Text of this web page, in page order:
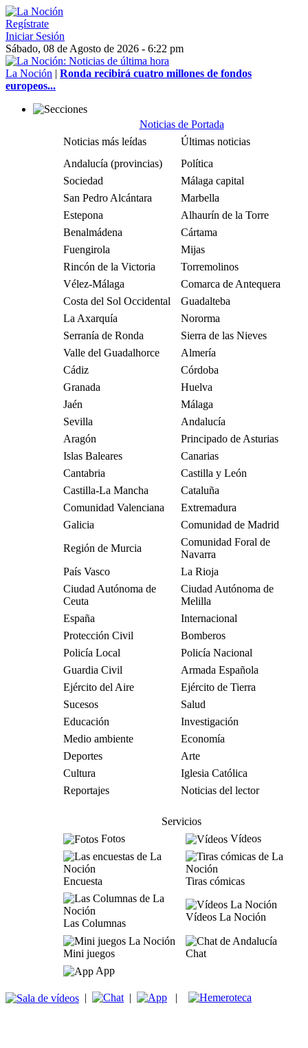
Regístrate
Iniciar Sesión
Sábado, 08 de Agosto de 2026 - 6:22 pm
La Noción | Ronda recibirá cuatro millones de fondos
europeos...
Noticias de Portada
Noticias más leídas
Últimas noticias
Andalucía (provincias)
Política
Sociedad
Málaga capital
San Pedro Alcántara
Marbella
Estepona
Alhaurín de la Torre
Benalmádena
Cártama
Fuengirola
Mijas
Rincón de la Victoria
Torremolinos
Vélez-Málaga
Comarca de Antequera
Costa del Sol Occidental
Guadalteba
La Axarquía
Nororma
Serranía de Ronda
Sierra de las Nieves
Valle del Guadalhorce
Almería
Cádiz
Córdoba
Granada
Huelva
Jaén
Málaga
Sevilla
Andalucía
Aragón
Principado de Asturias
Islas Baleares
Canarias
Cantabria
Castilla y León
Castilla-La Mancha
Cataluña
Comunidad Valenciana
Extremadura
Galicia
Comunidad de Madrid
Región de Murcia
Comunidad Foral de
Navarra
País Vasco
La Rioja
Ciudad Autónoma de
Ceuta
Ciudad Autónoma de
Melilla
España
Internacional
Protección Civil
Bomberos
Policía Local
Policía Nacional
Guardia Civil
Armada Española
Ejército del Aire
Ejército de Tierra
Sucesos
Salud
Educación
Investigación
Medio ambiente
Economía
Deportes
Arte
Cultura
Iglesia Católica
Reportajes
Noticias del lector
Servicios
Fotos
Vídeos
Encuesta Tiras cómicas
Las Columnas
Vídeos La Noción
Mini juegos
Chat
App
| | |